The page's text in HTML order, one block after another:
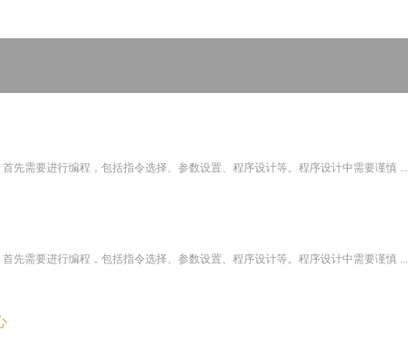
先需要进行编程，包括指令选择、参数设置、程序设计等。程序设计中需要谨慎 ...
先需要进行编程，包括指令选择、参数设置、程序设计等。程序设计中需要谨慎 ...